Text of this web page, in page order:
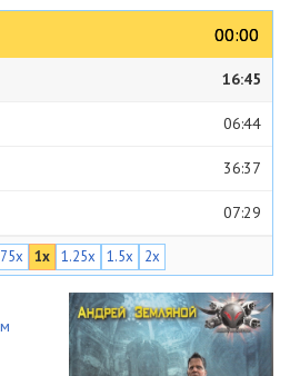
00:00
00:00
16:45
06:44
36:37
07:29
09:54
18:34
1x 1.25x 1.5x 2x